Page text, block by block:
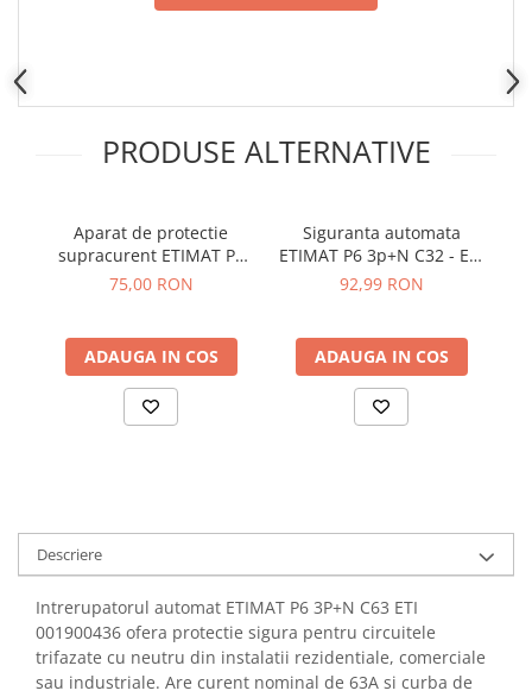
Placi de Expansiune
Senzori Electronici
Acumulatori si Baterii
Acumulatori
Contoare si Relee Electrice
Sigurante Automate
Sigurante Fuzibile
arc electric
Descarcatoare de Supratensiune
Contactoare
Blocuri de Distributie
Tablouri Electrice
PRODUSE ALTERNATIVE
Aparat de protectie
supracurent ETIMAT P6
3P+N C20 ETI 001900431
75,00 RON
ADAUGA IN COS
Siguranta automata
ETIMAT P6 3p+N C32 - ETI
001900433
92,99 RON
ADAUGA IN COS
Descriere
Intrerupatorul automat ETIMAT P6 3P+N C63 ETI
001900436 ofera protectie sigura pentru circuitele
trifazate cu neutru din instalatii rezidentiale, comerciale
sau industriale. Are curent nominal de 63A si curba de